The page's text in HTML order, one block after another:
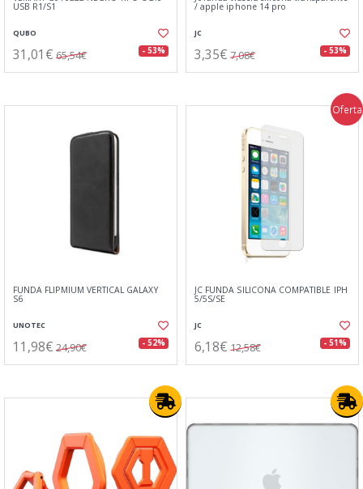
USB R1/S1
QUBO
31,01€ 65,54€ - 53%
/ apple iphone 14 pro
JC
3,35€ 7,08€ - 53%
FUNDA FLIPMIUM VERTICAL GALAXY
S6
UNOTEC
11,98€ 24,90€ - 52%
Oferta
JC FUNDA SILICONA COMPATIBLE IPH
5/5S/SE
JC
6,18€ 12,58€ - 51%